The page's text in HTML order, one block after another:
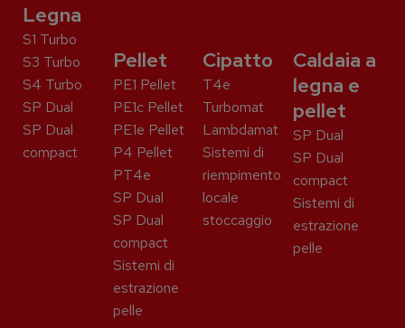
Legna
S1 Turbo
S3 Turbo
S4 Turbo
SP Dual
SP Dual
compact
Pellet
PE1 Pellet
PE1c Pellet
PE1e Pellet
P4 Pellet
PT4e
SP Dual
SP Dual
compact
Sistemi di
estrazione
pelle
Cipatto
T4e
Turbomat
Lambdamat
Sistemi di
riempimento
locale
stoccaggio
Caldaia a
legna e
pellet
SP Dual
SP Dual
compact
Sistemi di
estrazione
pelle